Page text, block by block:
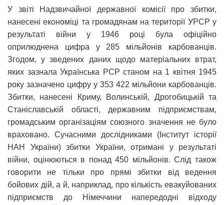
У звіті Надзвичайної державної комісії про збитки,
нанесені економіці та громадянам на території УРСР у
результаті війни у 1946 році була офіційно
оприлюднена цифра у 285 мільйонів карбованців.
Згодом, у зведених даних щодо матеріальних втрат,
яких зазнала Українська РСР станом на 1 квітня 1945
року зазначено цифру у 353 422 мільйони карбованців.
Збитки, нанесені Криму, Волинській, Дрогобицькій та
Станіславській області, державним підприємствам,
громадським організаціям союзного значення не було
враховано. Сучасними дослідниками (Інститут історії
НАН України) збитки України, отримані у результаті
війни, оцінюються в понад 450 мільйонів. Слід також
говорити не тільки про прямі збитки від ведення
бойових дій, а й, наприклад, про кількість евакуйованих
підприємств до Німеччини напередодні відходу